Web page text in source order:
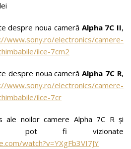
despre noua cameră Alpha 7C II,
www.sony.ro/electronics/camere-
ilce-7cm2
despre noua camerăAlpha 7C R,
www.sony.ro/electronics/camere-
ilce-7cr
ale noilor camere Alpha 7C R și
pot fi vizionate
watch?v=YXgFb3VI7JY